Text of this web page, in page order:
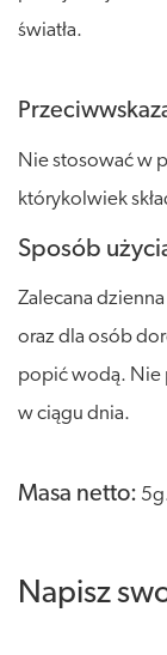
światła.
Nie stosować w
którykolwiek
Sposób
Zalecana
oraz dla osób
popić wodą. Nie
w ciągu dnia.
Masa netto:
Napisz